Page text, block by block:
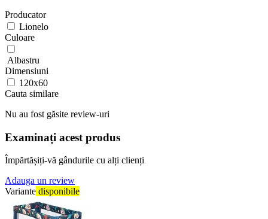
Producator
Lionelo
Culoare
Albastru
Dimensiuni
120x60
Cauta similare
Nu au fost găsite review-uri
Examinați acest produs
Împărtășiți-vă gândurile cu alți clienți
Adauga un review
Variante disponibile